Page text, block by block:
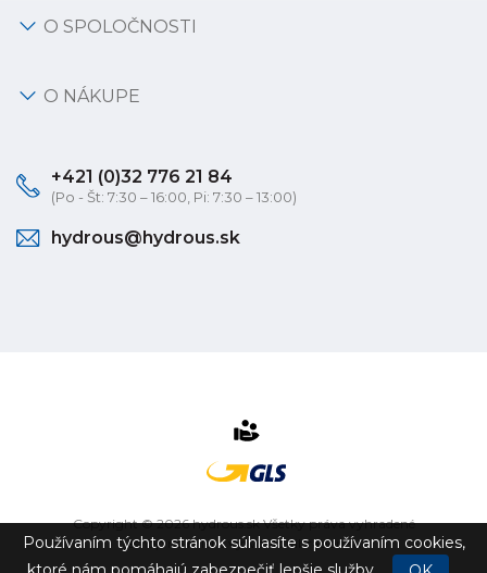
O SPOLOČNOSTI
O NÁKUPE
+421 (0)32 776 21 84
(Po - Št: 7:30 – 16:00, Pi: 7:30 – 13:00)
hydrous@hydrous.sk
Copyright © 2026 hydrous.sk Všetky práva vyhradené
eshop na mieruvytvorilovibration.sk
Používaním týchto stránok súhlasíte s používaním cookies,